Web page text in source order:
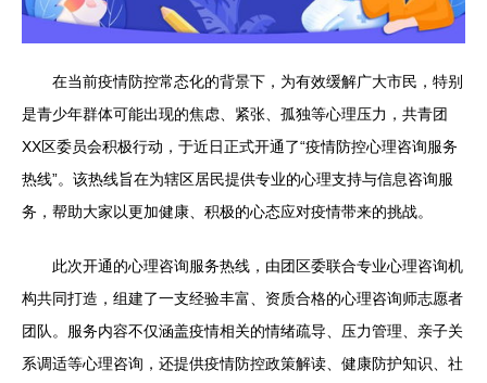
在当前疫情防控常态化的背景下，为有效缓解广大市民，特别
是青少年群体可能出现的焦虑、紧张、孤独等心理压力，共青团
XX区委员会积极行动，于近日正式开通了“疫情防控心理咨询服务
热线”。该热线旨在为辖区居民提供专业的心理支持与信息咨询服
务，帮助大家以更加健康、积极的心态应对疫情带来的挑战。
此次开通的心理咨询服务热线，由团区委联合专业心理咨询机
构共同打造，组建了一支经验丰富、资质合格的心理咨询师志愿者
团队。服务内容不仅涵盖疫情相关的情绪疏导、压力管理、亲子关
系调适等心理咨询，还提供疫情防控政策解读、健康防护知识、社